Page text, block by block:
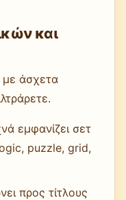
και
με άσχετα
εμφανίζει σετ
puzzle, grid,
προς τίτλους